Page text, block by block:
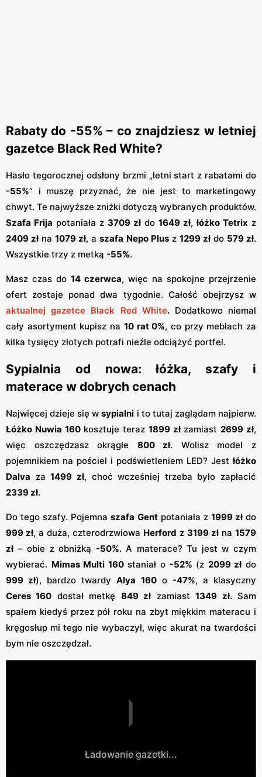
Rabaty do -55% – co znajdziesz w letniej
gazetce Black Red White?
Hasło tegorocznej odsłony brzmi „letni start z rabatami do
-55%” i muszę przyznać, że nie jest to marketingowy
chwyt. Te najwyższe zniżki dotyczą wybranych produktów.
Szafa Frija potaniała z 3709 złdo 1649 zł, łóżko Tetrix z
2409 złna1079 zł, aszafa Nepo Plusz 1299 złdo 579 zł.
Wszystkie trzy z metką -55%.
Masz czas do 14 czerwca, więc na spokojne przejrzenie
ofert zostaje ponad dwa tygodnie. Całość obejrzysz w
aktualnej gazetce Black Red White.Dodatkowo niemal
cały asortyment kupisz na 10 rat 0%, co przy meblach za
kilka tysięcy złotych potrafi nieźle odciążyć portfel.
Sypialnia od nowa: łóżka, szafy i
materace w dobrych cenach
Najwięcej dzieje się wsypialni i to tutaj zaglądam najpierw.
Łóżko Nuwia 160kosztuje teraz 1899 złzamiast2699 zł,
więc oszczędzasz okrągłe 800 zł. Wolisz model z
pojemnikiem na pościel i podświetleniem LED? Jest łóżko
Dalva za1499 zł, choć wcześniej trzeba było zapłacić
2339 zł.
Do tego szafy. Pojemnaszafa Gentpotaniała z 1999 złdo
999 zł, a duża, czterodrzwiowa Herford z 3199 złna 1579
zł– obie z obniżką -50%. A materace? Tu jest w czym
wybierać. Mimas Multi 160staniał o -52% (z 2099 złdo
999 zł), bardzo twardyAlya 160o -47%, a klasyczny
Ceres 160 dostał metkę 849 złzamiast1349 zł. Sam
spałem kiedyś przez pół roku na zbyt miękkim materacu i
kręgosłup mi tego nie wybaczył, więc akurat na twardości
bym nie oszczędzał.
Ładowanie gazetki...